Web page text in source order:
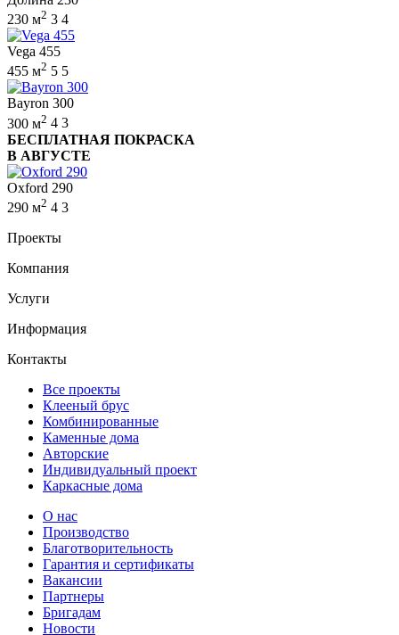
230 м2 3 4
Vega 455
455 м2 5 5
Bayron 300
300 м2 4 3
БЕСПЛАТНАЯ ПОКРАСКА
В АВГУСТЕ
Oxford 290
290 м2 4 3
Проекты
Компания
Услуги
Информация
Контакты
Все проекты
Клееный брус
Комбинированные
Каменные дома
Авторские
Индивидуальный проект
Каркасные дома
О нас
Производство
Благотворительность
Гарантия и сертификаты
Вакансии
Партнеры
Бригадам
Новости